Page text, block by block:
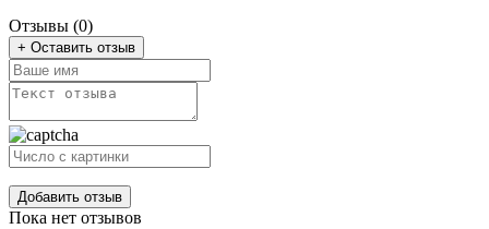
Отзывы (0)
+ Оставить отзыв
Добавить отзыв
Пока нет отзывов